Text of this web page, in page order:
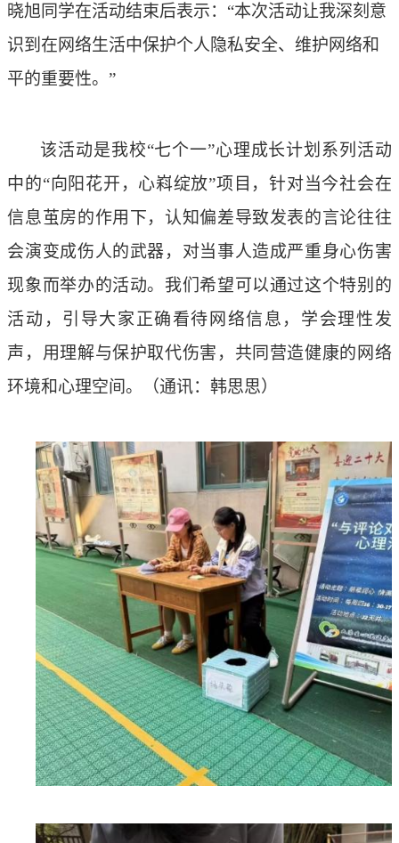
晓旭同学在活动结束后表示：“本次活动让我深刻意
识到在网络生活中保护个人隐私安全、维护网络和
平的重要性。”
该活动是我校“七个一”心理成长计划系列活动
中的“向阳花开，心嵙绽放”项目，针对当今社会在
信息茧房的作用下，认知偏差导致发表的言论往往
会演变成伤人的武器，对当事人造成严重身心伤害
现象而举办的活动。我们希望可以通过这个特别的
活动，引导大家正确看待网络信息，学会理性发
声，用理解与保护取代伤害，共同营造健康的网络
环境和心理空间。（通讯：韩思思）